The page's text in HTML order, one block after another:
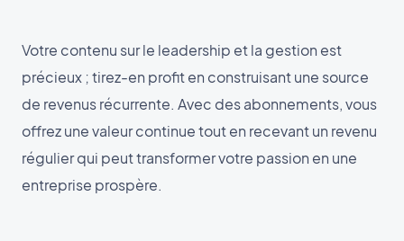
Votre contenu sur le leadership et la gestion est
précieux ; tirez-en profit en construisant une source
de revenus récurrente. Avec des abonnements, vous
offrez une valeur continue tout en recevant un revenu
régulier qui peut transformer votre passion en une
entreprise prospère.